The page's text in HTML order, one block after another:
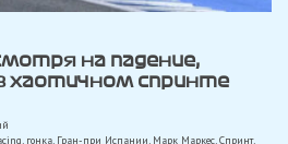
на падение,
хаотичном спринте
, гонка, Гран-при Испании, Марк Маркес,Спринт,